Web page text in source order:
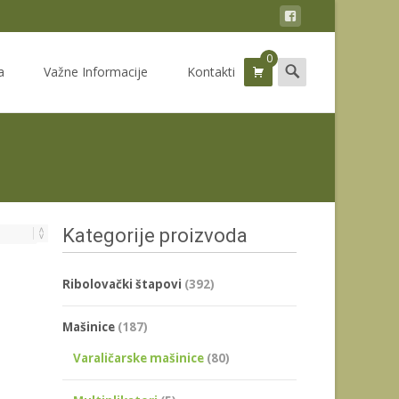
Važne Informacije Kontakti
0 Search
for:
Kategorije proizvoda
Ribolovački štapovi (392)
Mašinice (187)
Varaličarske mašinice (80)